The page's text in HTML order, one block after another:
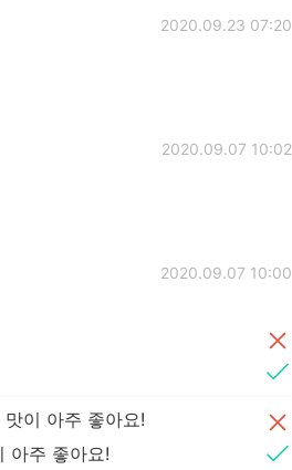
2020.09.23 07:20
2020.09.07 10:02
2020.09.07 10:00
맛이 아주 좋아요!
아주 좋아요!